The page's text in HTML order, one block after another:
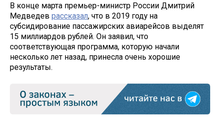
В конце марта премьер-министр России Дмитрий
Медведев рассказал, что в 2019 году на
субсидирование пассажирских авиарейсов выделят
15 миллиардов рублей. Он заявил, что
соответствующая программа, которую начали
несколько лет назад, принесла очень хорошие
результаты.